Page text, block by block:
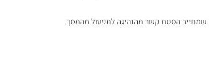
הסטת קשב מהנהיגה לתפעול מהמסך.